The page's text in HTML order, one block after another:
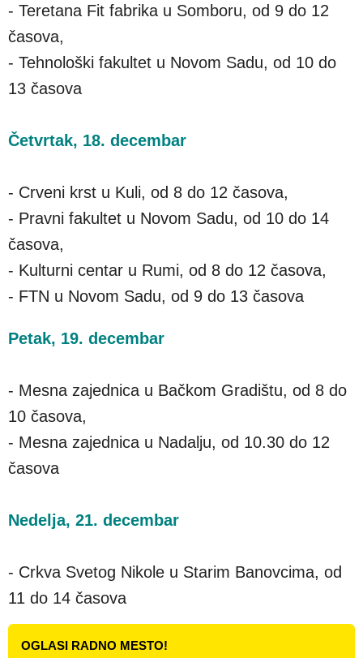
- Teretana Fit fabrika u Somboru, od 9 do 12
časova,
- Tehnološki fakultet u Novom Sadu, od 10 do
13 časova
Četvrtak, 18. decembar
- Crveni krst u Kuli, od 8 do 12 časova,
- Pravni fakultet u Novom Sadu, od 10 do 14
časova,
- Kulturni centar u Rumi, od 8 do 12 časova,
- FTN u Novom Sadu, od 9 do 13 časova
Petak, 19. decembar
- Mesna zajednica u Bačkom Gradištu, od 8 do
10 časova,
- Mesna zajednica u Nadalju, od 10.30 do 12
časova
Nedelja, 21. decembar
- Crkva Svetog Nikole u Starim Banovcima, od
11 do 14 časova
OGLASI RADNO MESTO!